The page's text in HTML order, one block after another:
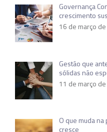
Governança
crescimento
16 de março
Gestão que
sólidas não
11 de março
O que muda
cresce